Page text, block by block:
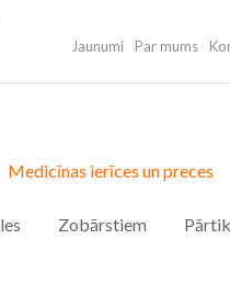
Jaunumi Par mums
Medicīnas ierīces un preces
Zobārstiem